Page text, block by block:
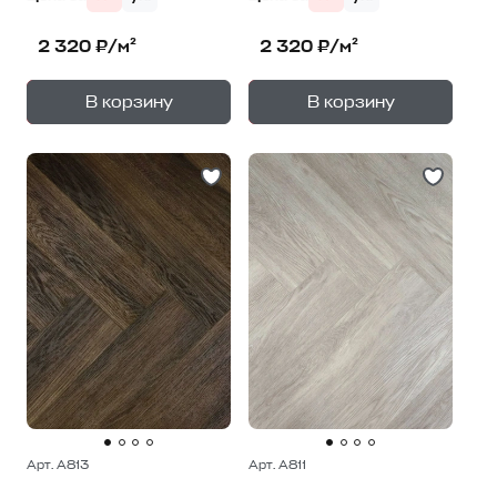
2 320 ₽/м²
В корзину
— 1уп.
2 320 ₽/м²
В корзину
— 1уп.
Арт. A813 Арт. A811